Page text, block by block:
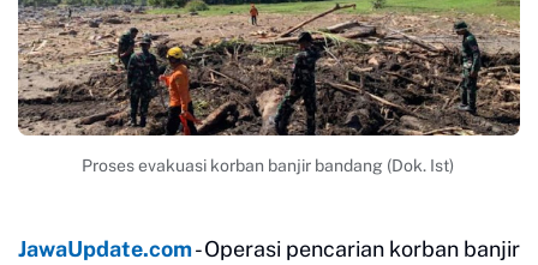
Proses evakuasi korban banjir bandang (Dok. Ist)
JawaUpdate.com- Operasi pencarian korban banjir